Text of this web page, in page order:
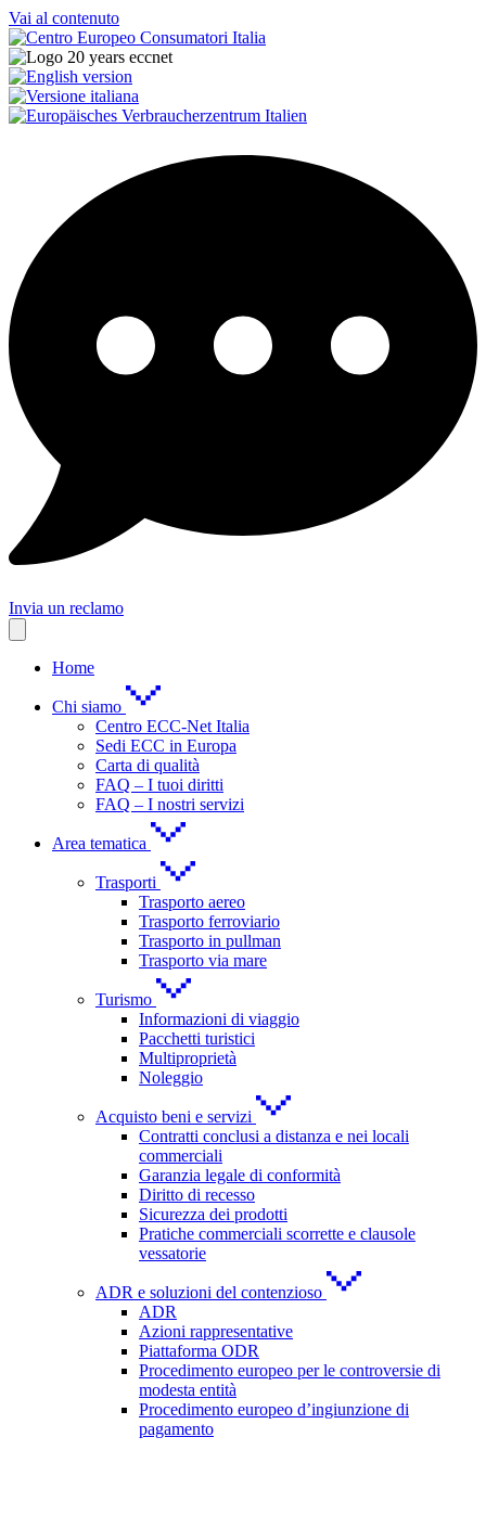
Vai al contenuto
Invia un reclamo
Home
Chi siamo
Centro ECC-Net Italia
Sedi ECC in Europa
Carta di qualità
FAQ – I tuoi diritti
FAQ – I nostri servizi
Area tematica
Trasporti
Trasporto aereo
Trasporto ferroviario
Trasporto in pullman
Trasporto via mare
Turismo
Informazioni di viaggio
Pacchetti turistici
Multiproprietà
Noleggio
Acquisto beni e servizi
Contratti conclusi a distanza e nei locali
commerciali
Garanzia legale di conformità
Diritto di recesso
Sicurezza dei prodotti
Pratiche commerciali scorrette e clausole
vessatorie
ADR e soluzioni del contenzioso
ADR
Azioni rappresentative
Piattaforma ODR
Procedimento europeo per le controversie di
modesta entità
Procedimento europeo d’ingiunzione di
pagamento